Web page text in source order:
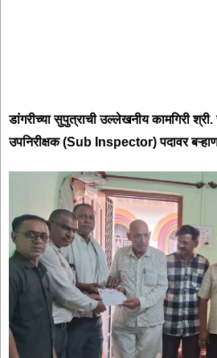
डांगरीच्या सुपुत्राची उल्लेखनीय कामगिरी
उपनिरीक्षक (Sub Inspector) पदावर